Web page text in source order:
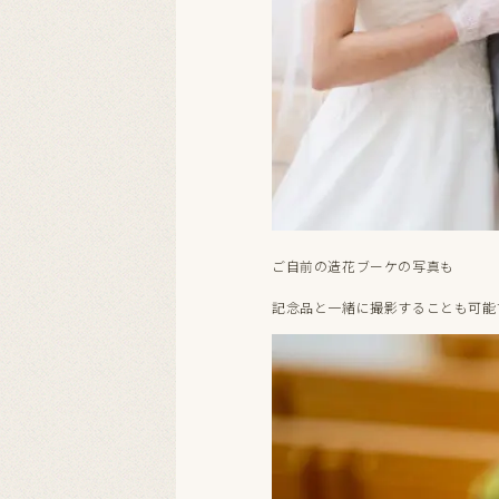
ご自前の造花ブーケの写真も
記念品と一緒に撮影することも可